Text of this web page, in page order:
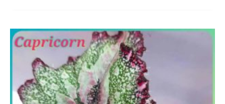
Диапазон
цен:
0 ₽
–
190 ₽